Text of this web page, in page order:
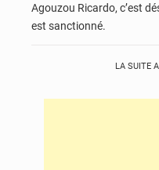
Agouzou Ricardo, c’est
est sanctionné.
LA SUITE